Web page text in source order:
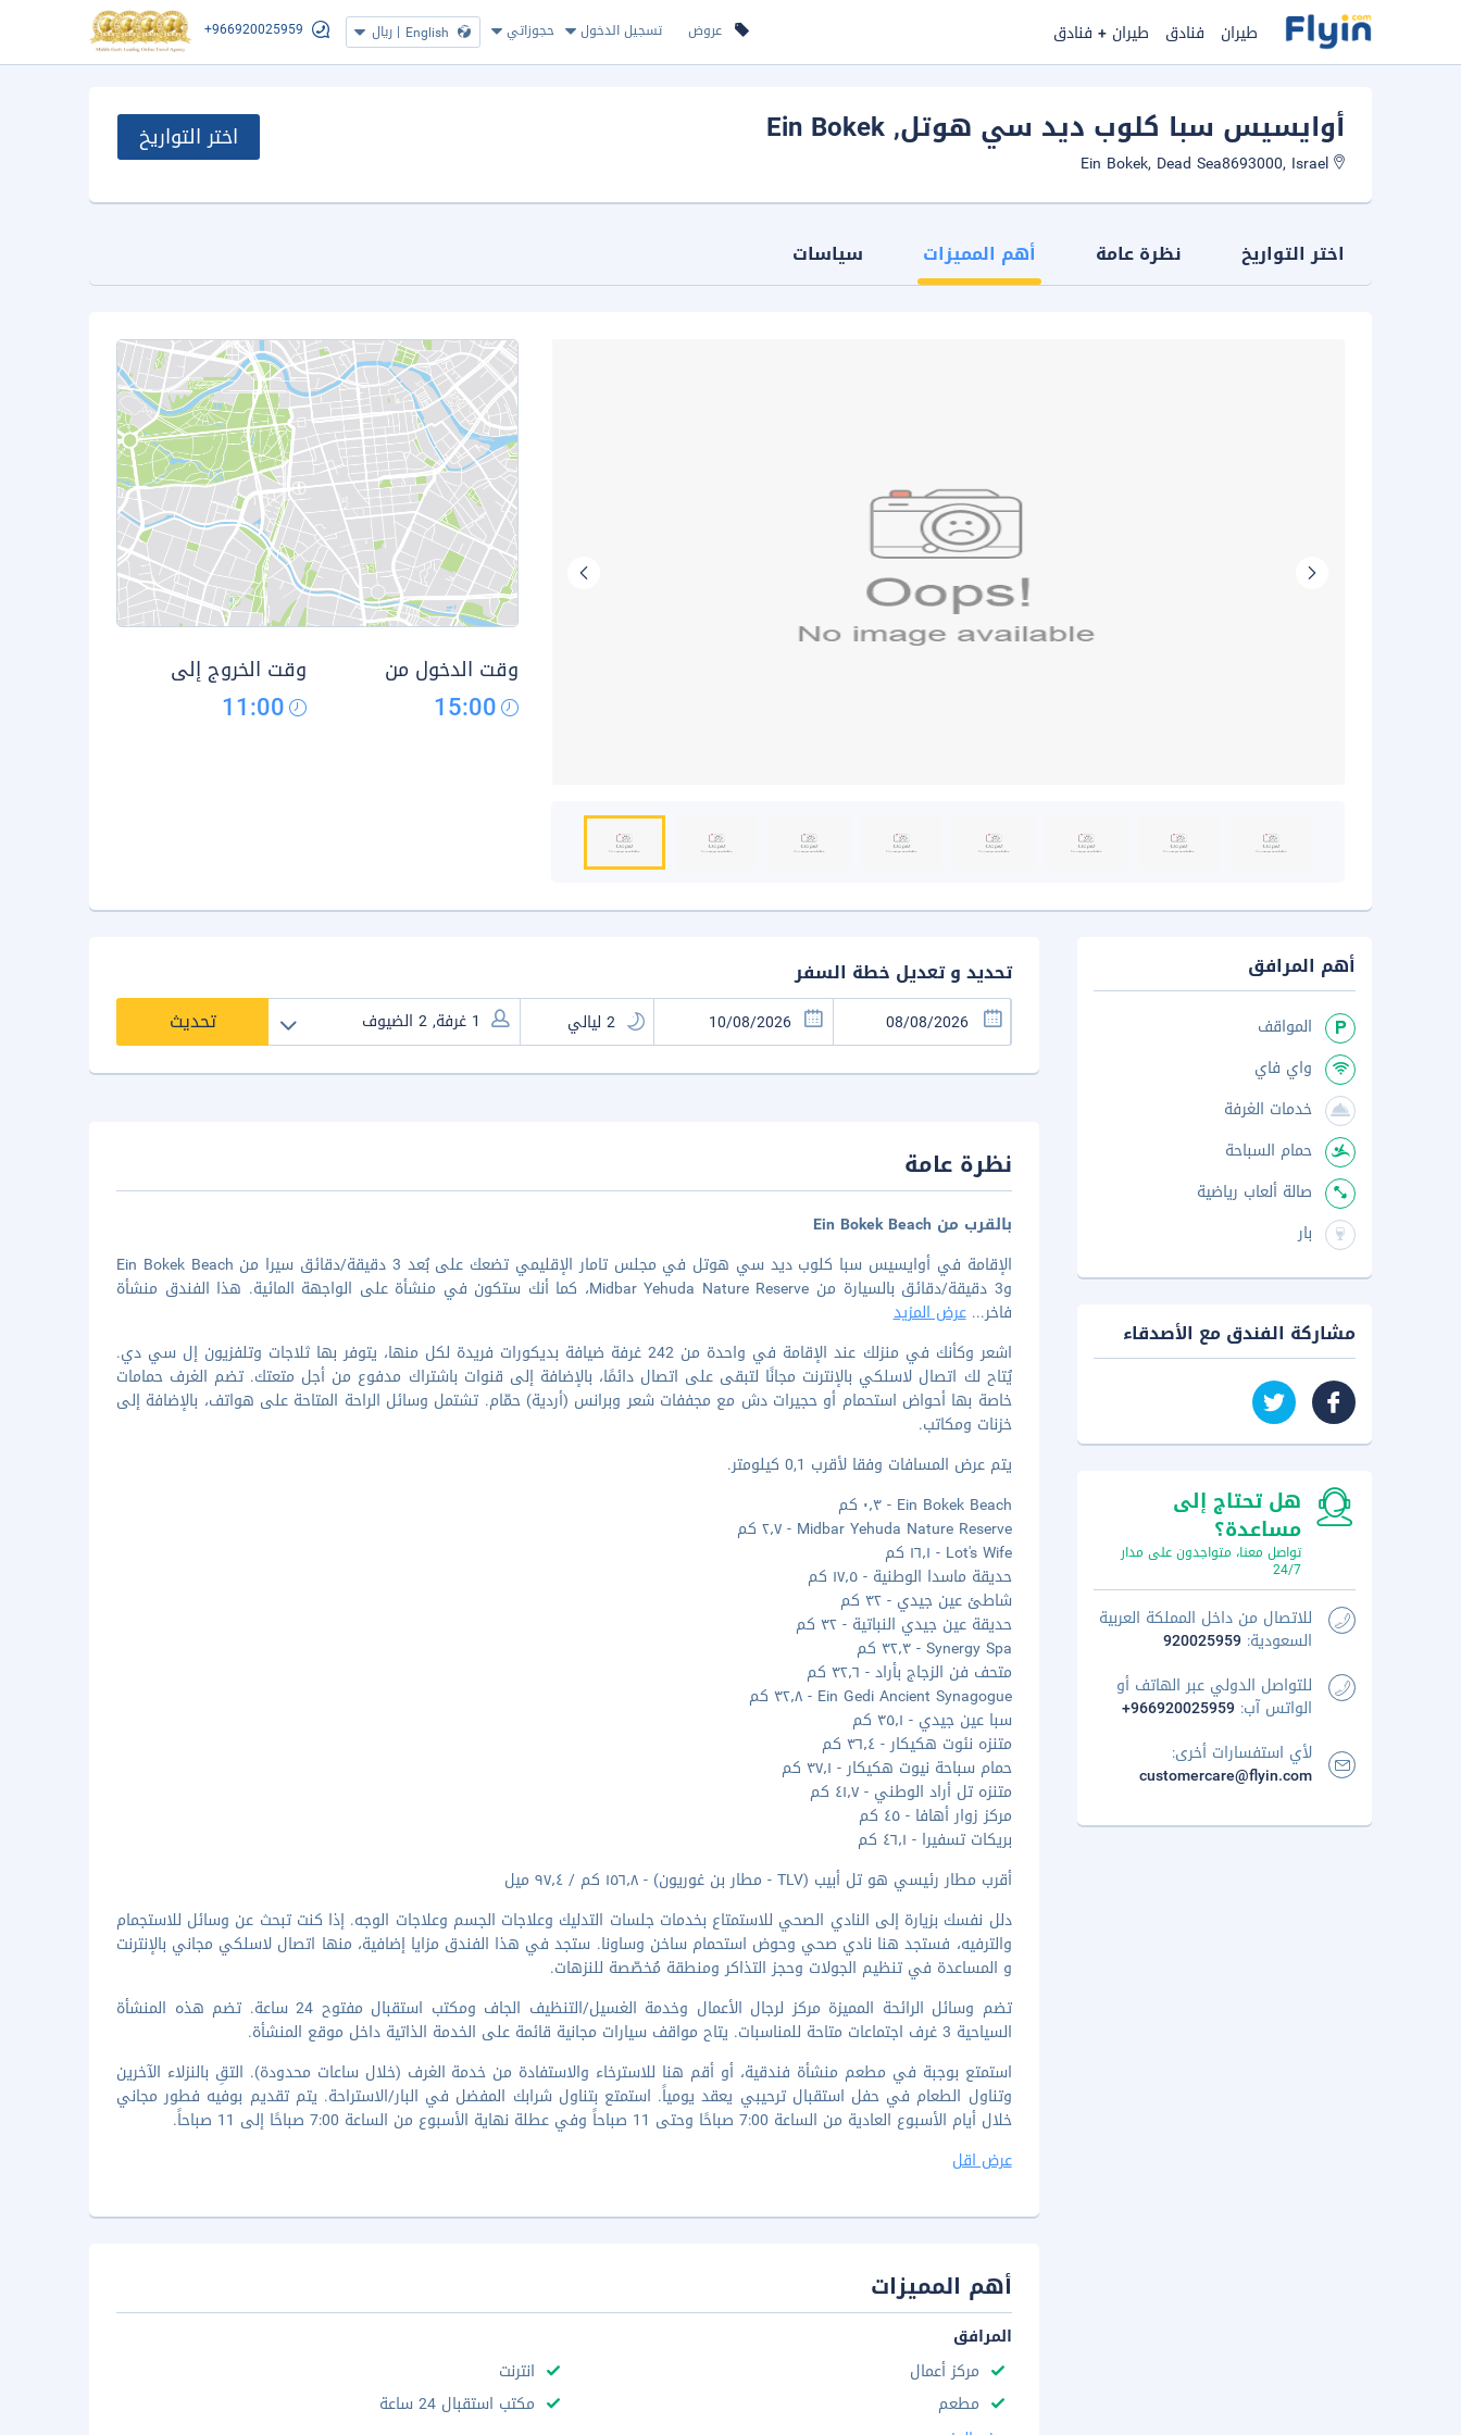
عروض تسجيل الدخول حجوزاتي English
| ريال +966920025959 طيران فنادق طيران + فنادق
أوايسيس سبا كلوب ديد سي هوتل, Ein Bokek اختر التواريخ
اختر التواريخ نظرة عامة أهم المميزات سياسات
وقت الدخول من
15:00
وقت الخروج إلى
11:00
تحديد و تعديل خطة السفر
تحديث
نظرة عامة
بالقرب من Ein Bokek Beach
الإقامة في أوايسيس سبا كلوب ديد سي هوتل في مجلس تامار الإقليمي تضعك على بُعد 3 دقيقة/دقائق سيرا من Ein Bokek Beach
و3 دقيقة/دقائق بالسيارة من Midbar Yehuda Nature Reserve، كما أنك ستكون في منشأة على الواجهة المائية. هذا الفندق منشأة
فاخر...عرض المزيد
اشعر وكأنك في منزلك عند الإقامة في واحدة من 242 غرفة ضيافة بديكورات فريدة لكل منها، يتوفر بها ثلاجات وتلفزيون إل سي دي.
يُتاح لك اتصال لاسلكي بالإنترنت مجانًا لتبقى على اتصال دائمًا، بالإضافة إلى قنوات باشتراك مدفوع من أجل متعتك. تضم الغرف حمامات
خاصة بها أحواض استحمام أو حجيرات دش مع مجففات شعر وبرانس (أردية) حمّام. تشتمل وسائل الراحة المتاحة على هواتف، بالإضافة إلى
خزنات ومكاتب.
يتم عرض المسافات وفقا لأقرب 0,1 كيلومتر.
Ein Bokek Beach - ٠٫٣ كم
Midbar Yehuda Nature Reserve - ٢٫٧ كم
Lot's Wife - ١٦٫١ كم
حديقة ماسدا الوطنية - ١٧٫٥ كم
شاطئ عين جيدي - ٣٢ كم
حديقة عين جيدي النباتية - ٣٢ كم
Synergy Spa - ٣٢٫٣ كم
متحف فن الزجاج بأراد - ٣٢٫٦ كم
Ein Gedi Ancient Synagogue - ٣٢٫٨ كم
سبا عين جيدي - ٣٥٫١ كم
متنزه نئوت هكيكار - ٣٦٫٤ كم
حمام سباحة نيوت هكيكار - ٣٧٫١ كم
متنزه تل أراد الوطني - ٤١٫٧ كم
مركز زوار أهافا - ٤٥ كم
بريكات تسفيرا - ٤٦٫١ كم
أقرب مطار رئيسي هو تل أبيب (TLV - مطار بن غوريون) - ١٥٦٫٨ كم / ٩٧٫٤ ميل
دلل نفسك بزيارة إلى النادي الصحي للاستمتاع بخدمات جلسات التدليك وعلاجات الجسم وعلاجات الوجه. إذا كنت تبحث عن وسائل للاستجمام
والترفيه، فستجد هنا نادي صحي وحوض استحمام ساخن وساونا. ستجد في هذا الفندق مزايا إضافية، منها اتصال لاسلكي مجاني بالإنترنت
و المساعدة في تنظيم الجولات وحجز التذاكر ومنطقة مُخصّصة للنزهات.
تضم وسائل الرائحة المميزة مركز لرجال الأعمال وخدمة الغسيل/التنظيف الجاف ومكتب استقبال مفتوح 24 ساعة. تضم هذه المنشأة
السياحية 3 غرف اجتماعات متاحة للمناسبات. يتاح مواقف سيارات مجانية قائمة على الخدمة الذاتية داخل موقع المنشأة.
استمتع بوجبة في مطعم منشأة فندقية، أو أقم هنا للاسترخاء والاستفادة من خدمة الغرف (خلال ساعات محدودة). التقِ بالنزلاء الآخرين
وتناول الطعام في حفل استقبال ترحيبي يعقد يومياً. استمتع بتناول شرابك المفضل في البار/الاستراحة. يتم تقديم بوفيه فطور مجاني
خلال أيام الأسبوع العادية من الساعة 7:00 صباحًا وحتى 11 صباحاً وفي عطلة نهاية الأسبوع من الساعة 7:00 صباحًا إلى 11 صباحاً.
عرض اقل
أهم المميزات
المرافق
مركز أعمال
انترنت
مطعم
مكتب استقبال 24 ساعة
أهم المرافق
المواقف
واي فاي
خدمات الغرفة
حمام السباحة
صالة ألعاب رياضية
بار
مشاركة الفندق مع الأصدقاء
هل تحتاج إلى
مساعدة؟
تواصل معنا، متواجدون على مدار
24/7
للاتصال من داخل المملكة العربية
السعودية: 920025959
للتواصل الدولي عبر الهاتف أو
الواتس آب: +966920025959
لأي استفسارات أخرى:
customercare@flyin.com